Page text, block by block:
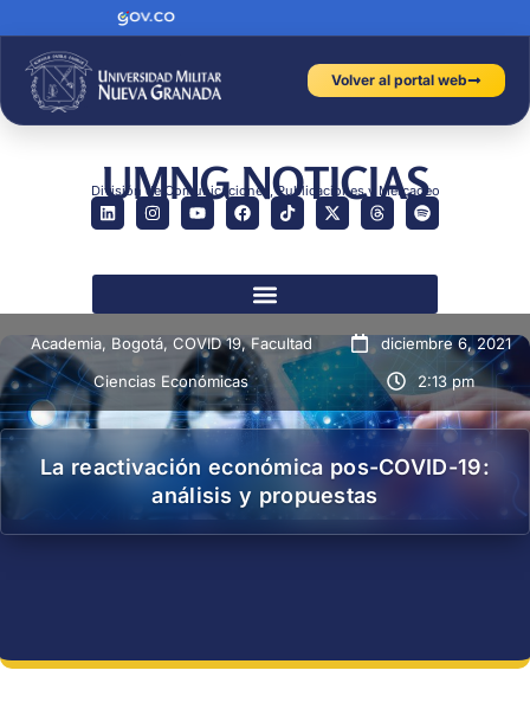
Volver al portal web
UMNG NOTICIAS
División de Comunicaciones, Publicaciones y Mercadeo
Academia, Bogotá, COVID 19,Facultad
Ciencias Económicas
diciembre 6, 2021
2:13 pm
La reactivación económica pos-COVID-19:
análisis y propuestas